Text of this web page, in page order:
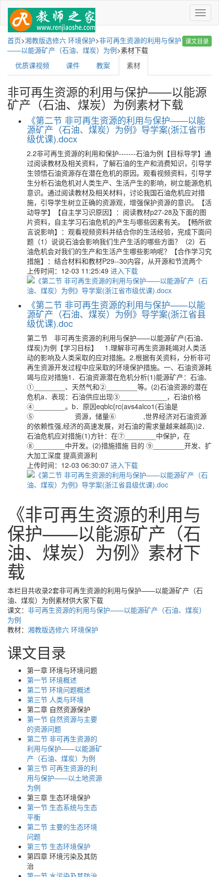
菜
单
课文目录
首页>湘教版选修六 环境保护>非可再生资源的利用与保护
——以能源矿产（石油、煤炭）为例>素材下载
优质课视频
课件 教案 素材
非可再生资源的利用与保护——以能源
矿产（石油、煤炭）为例素材下载
《第二节 非可再生资源的利用与保护——以能
源矿产（石油、煤炭）为例》导学案(浙江省市
级优课).docx
2.2非可再生资源的利用和保护-------石油为例【目标导学】通
过阅读教材及相关资料，了解石油的生产和消费知识，引导学
生领悟石油资源存在潜在危机的原因。观看视频资料，引导学
生分析石油危机对人类生产、生活产生的影响，树立能源危机
意识。通过阅读教材及相关材料，讨论我国石油危机应对措
施，引导学生树立正确的资源观，增强保护资源的意识。【活
动导学】【自主学习识原因】：阅读教材p27-28及下面的图
片资料，自主学习石油危机的产生与哪些因素有关。【畅所欲
言说影响】：观看视频资料并结合你的生活经验，完成下面问
题（1）说说石油会影响我们生产生活的哪些方面？（2）石
油危机会对我们的生产和生活产生哪些影响呢？【合作学习究
措施】：结合材料和教材P29--30内容，从开源和节流两个
上传时间：12-03 11:25:49 进入下载
《第二节 非可再生资源的利用与保护——以能
源矿产（石油、煤炭）为例》导学案(浙江省县
级优课).doc
第二节 非可再生资源的利用与保护——以能源矿产(石油、
煤炭)为例【学习目标】 1.理解非可再生资源耗竭对人类活
动的影响及人类采取的应对措施。2.根据有关资料，分析非可
再生资源开发过程中应采取的环境保护措施。一、石油资源耗
竭与应对措施1．石油资源潜在危机分析(1)能源矿产：石油、
①________、天然气和②________等。(2)石油资源的潜在
危机a．表现：石油供应出现③____________，石油价格
④________。b．原因eqblc{rc(avs4alco1(石油是
⑤ 资源，储量⑥ ,世界经济对石油资源
的依赖性强,经济的高速发展，对石油的需求量越来越高))2．
石油危机应对措施(1)方针：在⑦________中保护，在
⑧________中开发。(2)措施措施 目的 ⑨________开发、扩
大加工深度 提高资源利
上传时间：12-03 06:30:07 进入下载
《非可再生资源的利用与
保护——以能源矿产（石
油、煤炭）为例》素材下
载
本栏目共收录2套非可再生资源的利用与保护——以能源矿产（石
油、煤炭）为例素材供大家下载
课文： 非可再生资源的利用与保护——以能源矿产（石油、煤炭）
为例
教材： 湘教版选修六 环境保护
课文目录
第一章 环境与环境问题
第一节 环境概述
第二节 环境问题概述
第三节 人类与环境
第二章 自然资源保护
第一节 自然资源与主要
的资源问题
第二节 非可再生资源的
利用与保护——以能源矿
产（石油、煤炭）为例
第三节 可再生资源的利
用与保护——以土地资源
为例
第三章 生态环境保护
第一节 生态系统与生态
平衡
第二节 主要的生态环境
问题
第三节 生态环境保护
第四章 环境污染及其防
治